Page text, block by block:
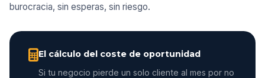
burocracia, sin esperas, sin riesgo.
El cálculo del coste de oportunidad
Si tu negocio pierde un solo cliente al mes por no